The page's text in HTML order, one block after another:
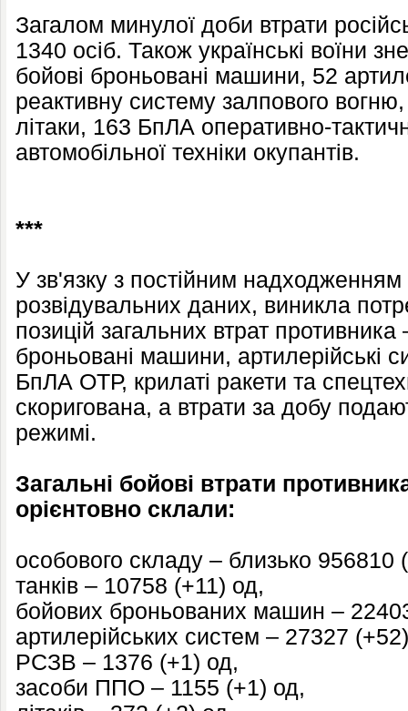
Загалом минулої доби втрати
1340 осіб. Також українські воїни
бойові броньовані машини, 52
реактивну систему залпового
літаки, 163 БпЛА оперативно-
автомобільної техніки окупантів.
***
У зв'язку з постійним надходженням
розвідувальних даних, виникла
позицій загальних втрат противника
броньовані машини, артилерійські
БпЛА ОТР, крилаті ракети та
скоригована, а втрати за добу
режимі.
Загальні бойові втрати
орієнтовно склали:
особового складу – близько 956810
танків – 10758 (+11) од,
бойових броньованих машин –
артилерійських систем – 27327
РСЗВ – 1376 (+1) од,
засоби ППО – 1155 (+1) од,